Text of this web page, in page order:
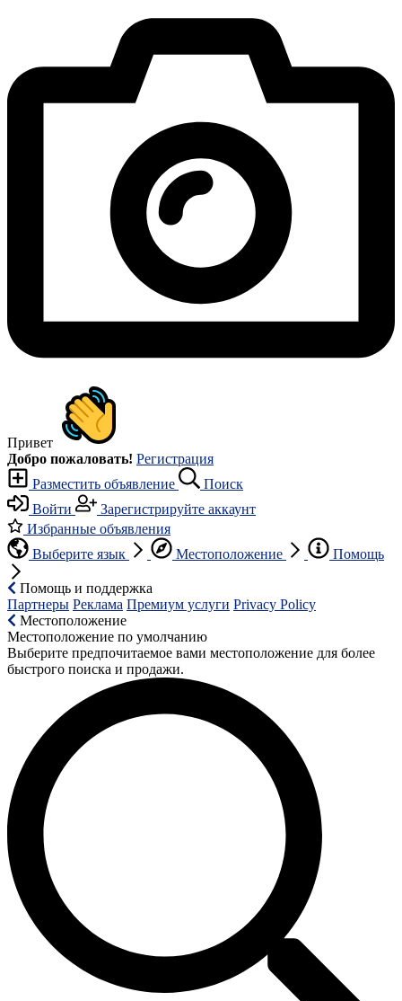
Привет
Добро пожаловать! Регистрация
Разместить объявление
Поиск
Войти
Зарегистрируйте аккаунт
Избранные объявления
Выберите язык
Местоположение Помощь
Помощь и поддержка
Партнеры Реклама Премиум услуги Privacy Policy
Местоположение
Местоположение по умолчанию
Выберите предпочитаемое вами местоположение для более
быстрого поиска и продажи.